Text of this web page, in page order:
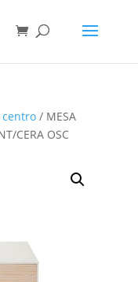
centro/ MESA
CERA OSC